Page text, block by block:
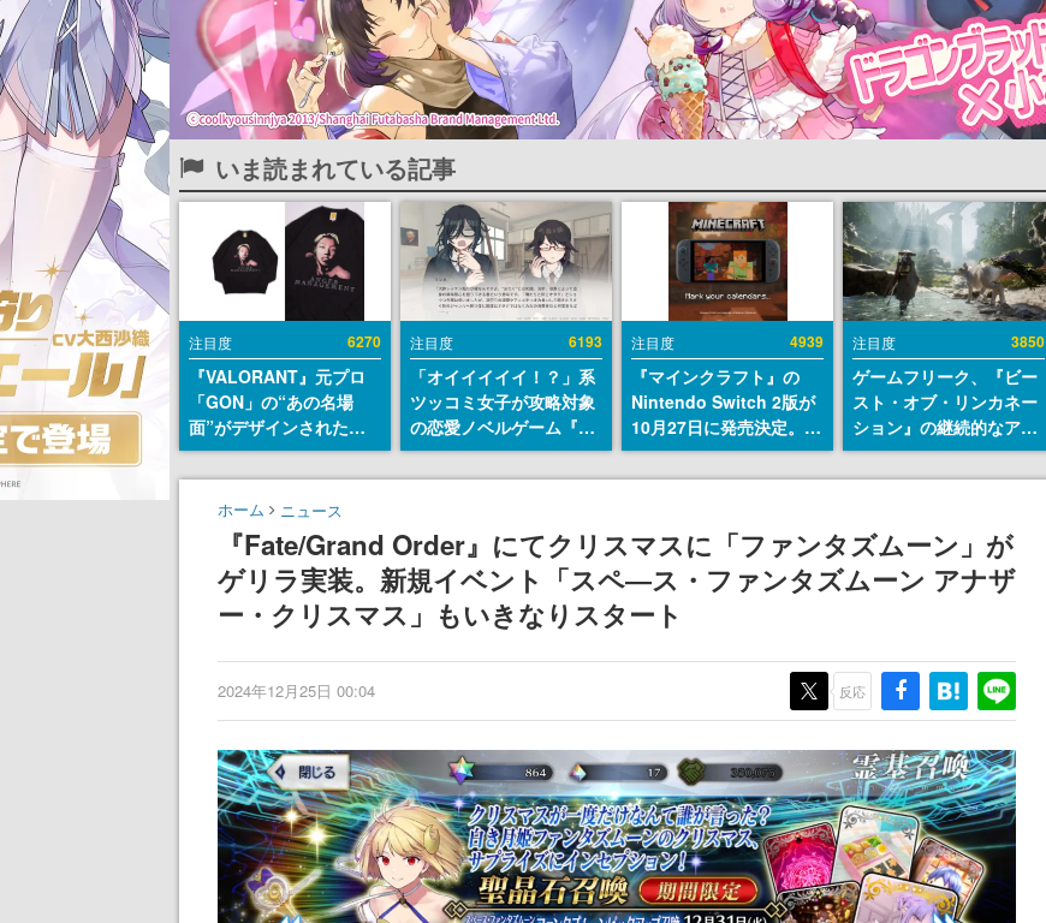
いま読まれている記事
注目度 6270
『VALORANT』元プロ
「GON」の“あの名場
面”がデザインされた新
作グッズが本日8月5日よ
り期間限定で発売。Tシ
ャツやコインケース、ア
クキーなどが全品受注生
産で登場、過去に発売し
たグッズの再販も
注目度 6193
「オイイイイイ！？」系
ツッコミ女子が攻略対象
の恋愛ノベルゲーム『美
術部カノジョ』Steamス
トアページが公開。「お
女子や、萌え声不思議ち
ゃん女子と青春を謳歌
注目度 4939
『マインクラフト』の
Nintendo Switch 2版が
10月27日に発売決定。描
画設定はデフォルトで
「バイブラントビジュア
なグラフィック表現に
注目度 3850
ゲームフリーク、『ビー
スト・オブ・リンカネー
ション』の継続的なアプ
デ方針を表明。ユーザー
からの意見を真摯に受け
チは約1週間以内に配信
される予定
ホーム ニュース
『Fate/Grand Order』にてクリスマスに「ファンタズムーン」が
ゲリラ実装。新規イベント「スペ―ス・ファンタズムーン アナザ
ー・クリスマス」もいきなりスタート
2024年12月25日 00:04 反応